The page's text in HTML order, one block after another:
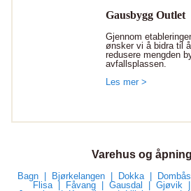
Gausbygg Outlet
Gjennom
ønsker vi å bidra til
redusere mengden
avfallsplassen.
Les mer >
Varehus og
Bagn Bjørkelangen Dokka Dombås
Flisa
Fåvang Gausdal Gjøvik